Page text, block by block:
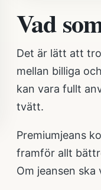
Vad
Det är lätt att
mellan billiga
kan vara fullt
tvätt.
Premiumjeans
framför allt
Om jeansen